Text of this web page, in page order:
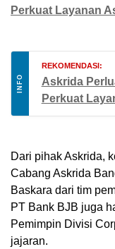
Perkuat Layanan
INFO
REKOMENDASI:
Askrida
Perkuat
Dari pihak Askrida,
Cabang Askrida
Baskara dari tim
PT Bank BJB juga
Pemimpin Divisi
jajaran.